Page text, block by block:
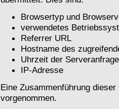
Browsertyp und
verwendetes
Referrer URL
Hostname des
Uhrzeit der Serveranfrage
IP-Adresse
Eine Zusammenführung
vorgenommen.